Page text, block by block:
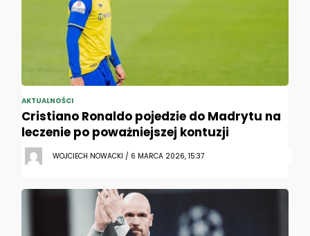
AKTUALNOŚCI
Cristiano Ronaldo pojedzie do Madrytu na
leczenie po poważniejszej kontuzji
WOJCIECH NOWACKI / 6 MARCA 2026, 15:37